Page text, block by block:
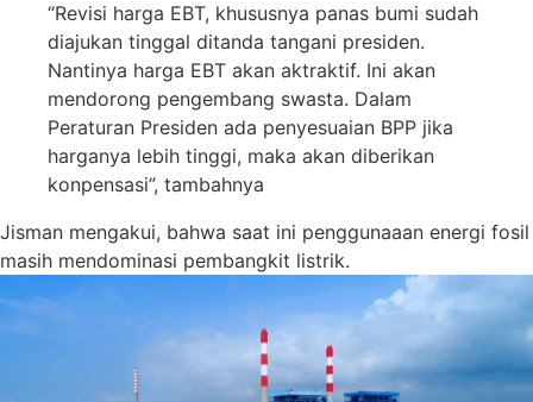
“Revisi harga EBT, khususnya panas bumi sudah
diajukan tinggal ditanda tangani presiden.
Nantinya harga EBT akan aktraktif. Ini akan
mendorong pengembang swasta. Dalam
Peraturan Presiden ada penyesuaian BPP jika
harganya lebih tinggi, maka akan diberikan
konpensasi”, tambahnya
Jisman mengakui, bahwa saat ini penggunaaan energi fosil
masih mendominasi pembangkit listrik.